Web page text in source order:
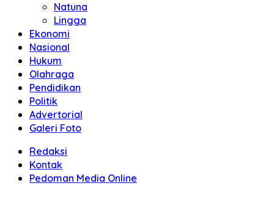
Natuna
Lingga
Ekonomi
Nasional
Hukum
Olahraga
Pendidikan
Politik
Advertorial
Galeri Foto
Redaksi
Kontak
Pedoman Media Online